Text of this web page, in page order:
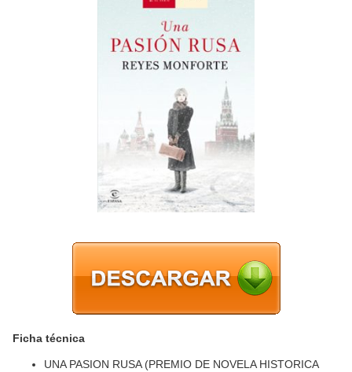
Ficha técnica
UNA PASION RUSA (PREMIO DE NOVELA HISTORICA